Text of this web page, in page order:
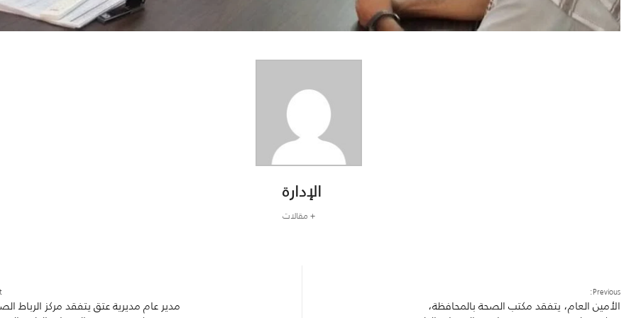
الإدارة
+ مقالات
Previous:
الأمين العام، يتفقد مكتب الصحة بالمحافظة،
مدير عام مديرية عتق يتفقد مركز الرباط